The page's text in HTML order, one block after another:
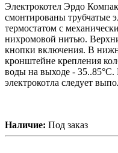
Электрокотел Эрдо
смонтированы трубчатые
термостатом с
нихромовой нитью.
кнопки включения. В
кронштейне крепления
воды на выходе -
электрокотла следует
Наличие: Под заказ